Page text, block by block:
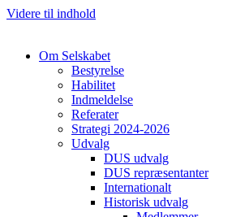
Videre til indhold
Om Selskabet
Bestyrelse
Habilitet
Indmeldelse
Referater
Strategi 2024-2026
Udvalg
DUS udvalg
DUS repræsentanter
Internationalt
Historisk udvalg